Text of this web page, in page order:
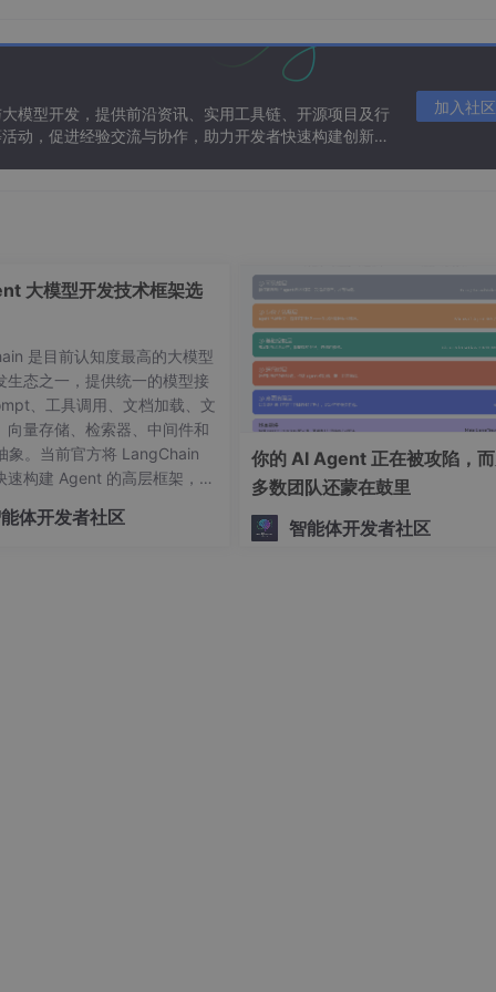
模块溢出父容器"
模型开发，提供前沿资讯、实用工具链、开源项目及行
动，促进经验交流与协作，助力开发者快速构建创新智
加入社区
大模型开发技术框架选
是目前认知度最高的大模型
生态之一，提供统一的模型接
、工具调用、文档加载、文
向量存储、检索器、中间件和
象。当前官方将 LangChain
速构建 Agent 的高层框架，并
可控的底层编排交给 LangGra
体开发者社区
你的 AI Agent 正在被攻陷，
多数团队还蒙在鼓里
智能体开发者社区